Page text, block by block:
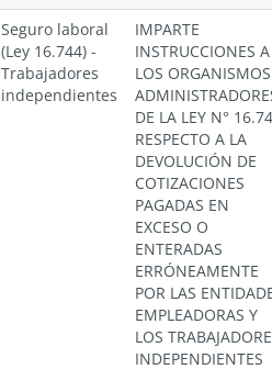
Seguro laboral
(Ley 16.744) -
Trabajadores
independientes
IMPARTE
INSTRUCCIONES A
LOS ORGANISMOS
DE LA LEY N°
RESPECTO A LA
DEVOLUCIÓN DE
COTIZACIONES
PAGADAS EN
EXCESO O
ENTERADAS
ERRÓNEAMENTE
POR LAS
EMPLEADORAS Y
LOS
INDEPENDIENTES